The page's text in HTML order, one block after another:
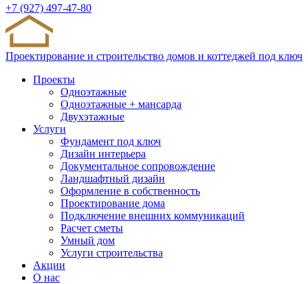
+7 (927) 497-47-80
Проектирование и строительство домов и коттеджей под ключ
Проекты
Одноэтажные
Одноэтажные + мансарда
Двухэтажные
Услуги
Фундамент под ключ
Дизайн интерьера
Документальное сопровождение
Ландшафтный дизайн
Оформление в собственность
Проектирование дома
Подключение внешних коммуникаций
Расчет сметы
Умный дом
Услуги строительства
Акции
О нас